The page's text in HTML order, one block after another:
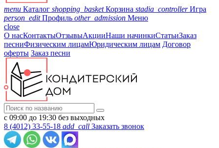
menu Каталог shopping_basket Корзина stadia_controller Игра
person_edit Профиль other_admission Меню
close
О насКонтактыОтзывыАкцииНаши начинкиСтатьиЗаказ
песниФизическим лицамЮридическим лицам Договор
оферты Заказ песни
с 09:00 до 19:30 без выходных
8 (4012) 33-55-18 add_call Заказать звонок